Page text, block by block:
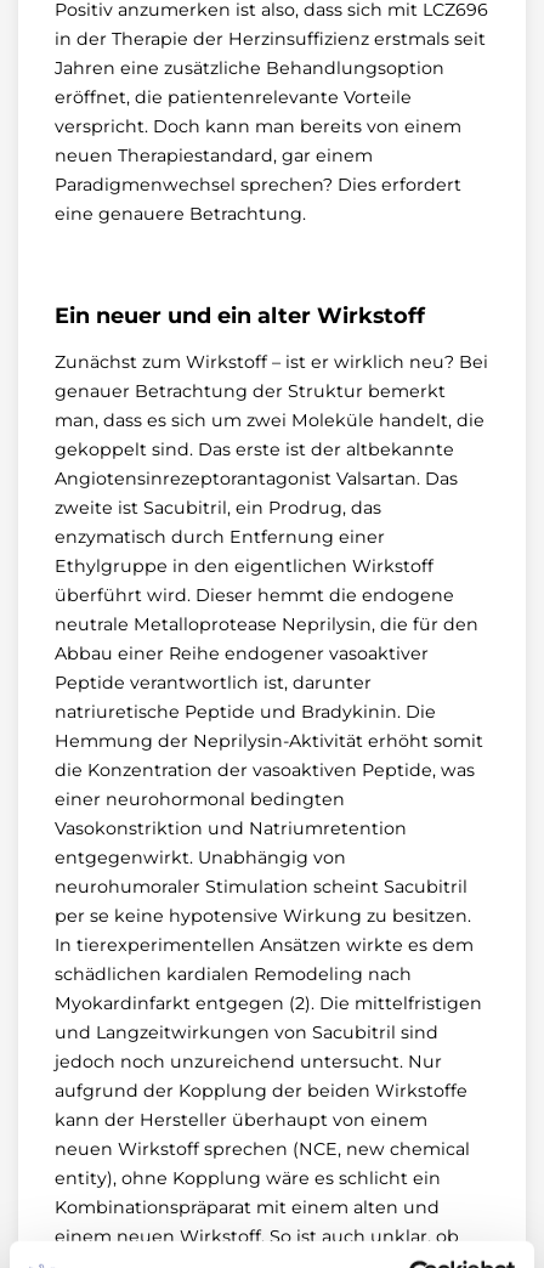
Positiv anzumerken ist also, dass sich mit LCZ696
in der Therapie der Herzinsuffizienz erstmals seit
Jahren eine zusätzliche Behandlungsoption
eröffnet, die patientenrelevante Vorteile
verspricht. Doch kann man bereits von einem
neuen Therapiestandard, gar einem
Paradigmenwechsel sprechen? Dies erfordert
eine genauere Betrachtung.
Ein neuer und ein alter Wirkstoff
Zunächst zum Wirkstoff – ist er wirklich neu? Bei
genauer Betrachtung der Struktur bemerkt
man, dass es sich um zwei Moleküle handelt, die
gekoppelt sind. Das erste ist der altbekannte
Angiotensinrezeptorantagonist Valsartan. Das
zweite ist Sacubitril, ein Prodrug, das
enzymatisch durch Entfernung einer
Ethylgruppe in den eigentlichen Wirkstoff
überführt wird. Dieser hemmt die endogene
neutrale Metalloprotease Neprilysin, die für den
Abbau einer Reihe endogener vasoaktiver
Peptide verantwortlich ist, darunter
natriuretische Peptide und Bradykinin. Die
Hemmung der Neprilysin-Aktivität erhöht somit
die Konzentration der vasoaktiven Peptide, was
einer neurohormonal bedingten
Vasokonstriktion und Natriumretention
entgegenwirkt. Unabhängig von
neurohumoraler Stimulation scheint Sacubitril
per se keine hypotensive Wirkung zu besitzen.
In tierexperimentellen Ansätzen wirkte es dem
schädlichen kardialen Remodeling nach
Myokardinfarkt entgegen (2). Die mittelfristigen
und Langzeitwirkungen von Sacubitril sind
jedoch noch unzureichend untersucht. Nur
aufgrund der Kopplung der beiden Wirkstoffe
kann der Hersteller überhaupt von einem
neuen Wirkstoff sprechen (NCE, new chemical
entity), ohne Kopplung wäre es schlicht ein
Kombinationspräparat mit einem alten und
einem neuen Wirkstoff. So ist auch unklar, ob